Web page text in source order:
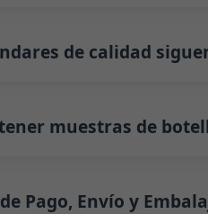
China tarda
de calidad
<Estándar Nacional de
2004 Migración de metales
muestras de
enviamos muestras a
Pago, Envío y